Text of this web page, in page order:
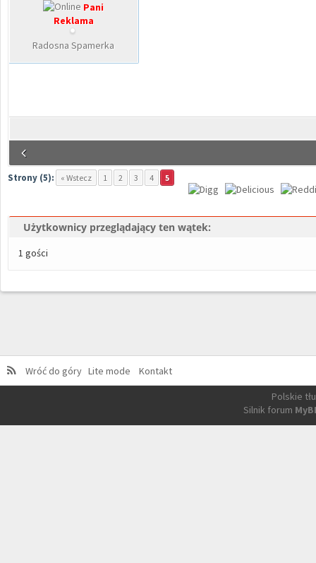
Pani
Reklama
Radosna Spamerka
Strony (5): « Wstecz 1 2 3 4 5
Użytkownicy przeglądający ten wątek:
1 gości
Wróć do góry Lite mode
Kontakt
Polskie
Silnik forum